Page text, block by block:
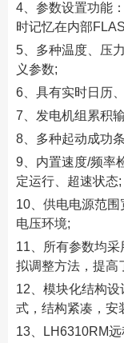
4、参数设置功能
时记忆在内部
5、多种温度、压
义参数;
6、具有实时日历
7、发电机组累积
8、多种起动成功
9、内置速度/频率
定运行、超速状态;
10、供电电源范
电压环境;
11、所有参数均
拟调整方法，提高
12、模块化结构
式，结构紧凑，安
13、LH6310RM